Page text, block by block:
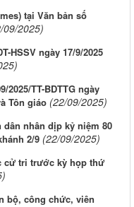
tại Văn bản số
09/2025)
HSSV ngày 17/9/2025
TT-BDTTG ngày
Tôn giáo (22/09/2025)
nhân dịp kỷ niệm 80
2/9 (22/09/2025)
cử tri trước kỳ họp thứ
bộ, công chức, viên